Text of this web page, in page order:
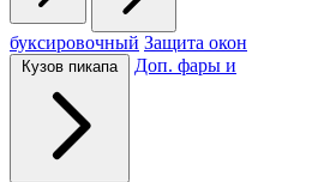
буксировочный Защита окон
Кузов пикапа Доп. фары и